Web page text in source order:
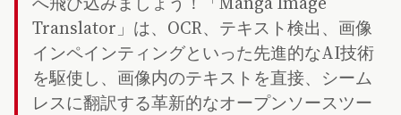
Translator」は、OCR、テキスト検出、画像
インペインティングといった先進的なAI技術
を駆使し、画像内のテキストを直接、シーム
レスに翻訳する革新的なオープンソースツー